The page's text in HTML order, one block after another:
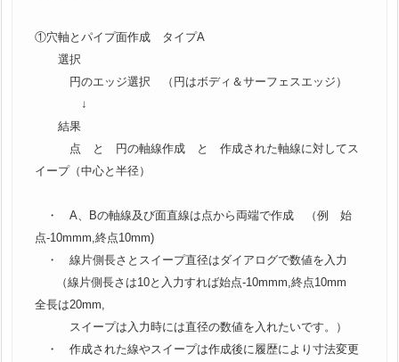
①穴軸とパイプ面作成 タイプA
選択
円のエッジ選択 （円はボディ＆サーフェスエッジ）
↓
結果
点 と 円の軸線作成 と 作成された軸線に対してス
イープ（中心と半径）
・ A、Bの軸線及び面直線は点から両端で作成 （例 始
点-10mmm,終点10mm)
・ 線片側長さとスイープ直径はダイアログで数値を入力
（線片側長さは10と入力すれば始点-10mmm,終点10mm
全長は20mm,
スイープは入力時には直径の数値を入れたいです。）
・ 作成された線やスイープは作成後に履歴により寸法変更